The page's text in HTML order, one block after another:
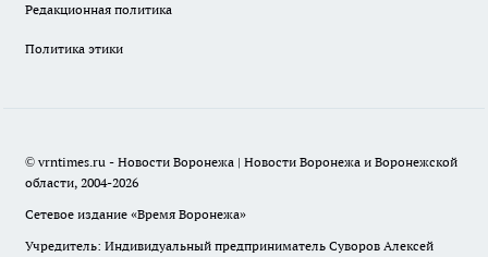
Редакционная политика
Политика этики
© vrntimes.ru - Новости Воронежа | Новости Воронежа и Воронежской
области, 2004-2026
Сетевое издание «Время Воронежа»
Учредитель: Индивидуальный предприниматель Суворов Алексей